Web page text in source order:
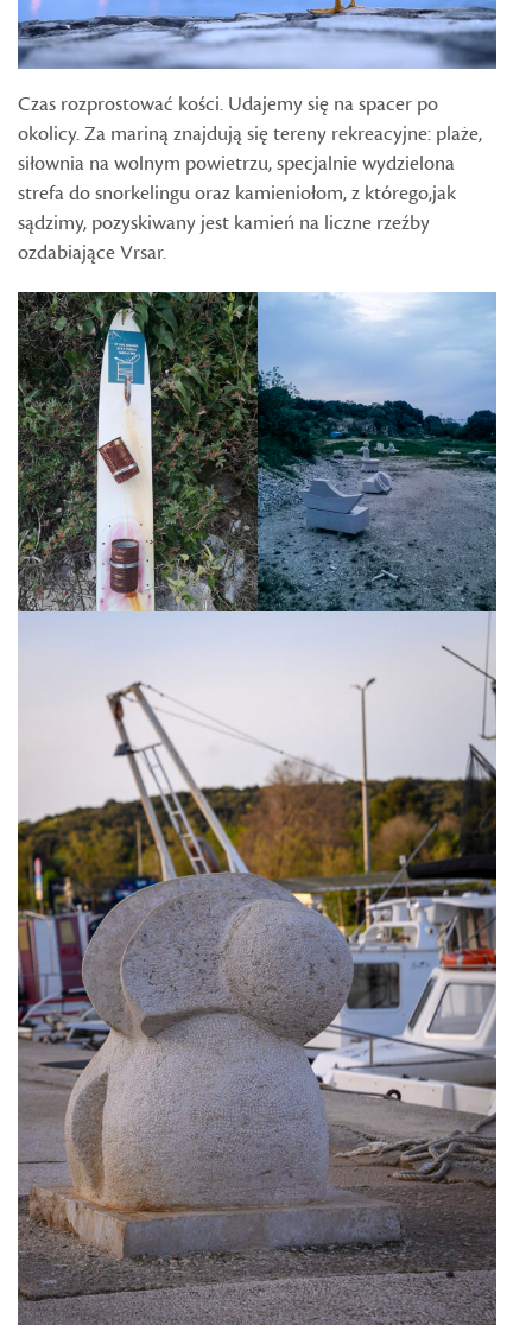
Czas rozprostować kości. Udajemy się na spacer po
okolicy. Za mariną znajdują się tereny rekreacyjne: plaże,
siłownia na wolnym powietrzu, specjalnie wydzielona
strefa do snorkelingu oraz kamieniołom, z którego,jak
sądzimy, pozyskiwany jest kamień na liczne rzeźby
ozdabiające Vrsar.